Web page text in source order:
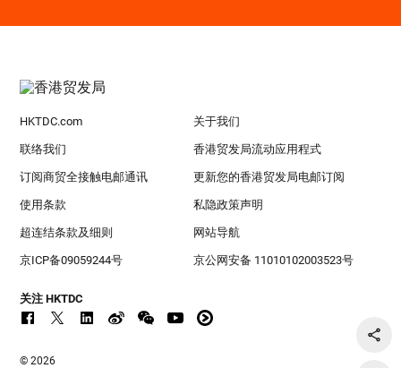
HKTDC.com 关于我们
联络我们 香港贸发局流动应用程式
订阅商贸全接触电邮通讯 更新您的香港贸发局电邮订阅
使用条款 私隐政策声明
超连结条款及细则 网站导航
京ICP备09059244号 京公网安备 11010102003523号
关注 HKTDC
© 2026